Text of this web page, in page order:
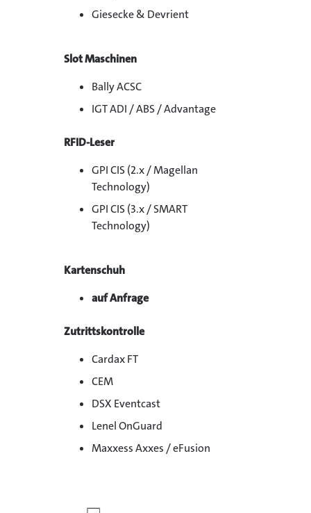
Giesecke & Devrient
Slot Maschinen
Bally ACSC
IGT ADI / ABS / Advantage
RFID-Leser
GPI CIS (2.x / Magellan
Technology)
GPI CIS (3.x / SMART
Technology)
Kartenschuh
auf Anfrage
Zutrittskontrolle
Cardax FT
CEM
DSX Eventcast
Lenel OnGuard
Maxxess Axxes / eFusion